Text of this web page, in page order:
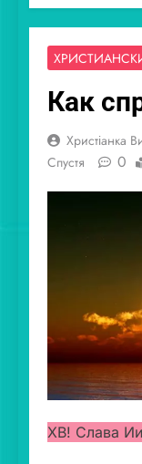
Как
Христіанка
Спустя
0
ХВ! Слава